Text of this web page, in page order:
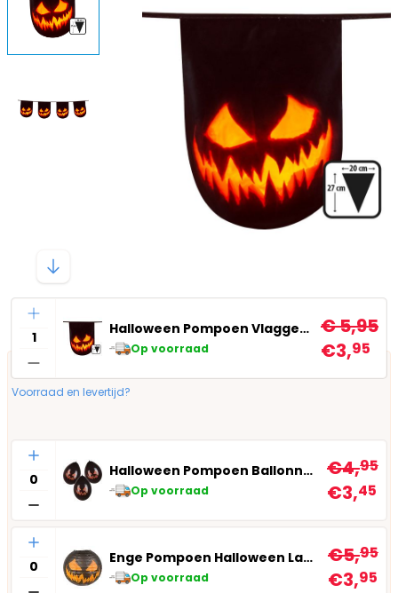
Aantal
Halloween Pompoen Vlaggenlijn
Op voorraad
€ 5,95
€3,95
Voorraad en levertijd?
Aantal
Halloween Pompoen Ballonnen 6X
Op voorraad
€4,95
€3,45
Aantal
Enge Pompoen Halloween Lampion
Op voorraad
€5,95
€3,95